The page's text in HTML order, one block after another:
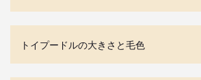
トイプードルの大きさと毛色